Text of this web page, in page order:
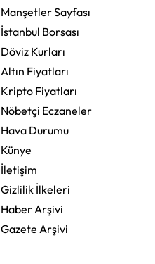
Manşetler Sayfası
İstanbul Borsası
Döviz Kurları
Altın Fiyatları
Kripto Fiyatları
Nöbetçi Eczaneler
Hava Durumu
Künye
İletişim
Gizlilik İlkeleri
Haber Arşivi
Gazete Arşivi